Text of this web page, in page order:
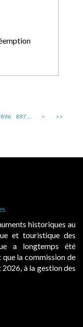
896 897... > >>
historiques au
et touristique des
a longtemps été
la commission de
à la gestion des